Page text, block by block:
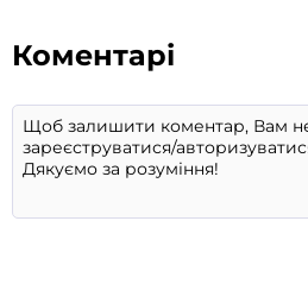
Коментарі